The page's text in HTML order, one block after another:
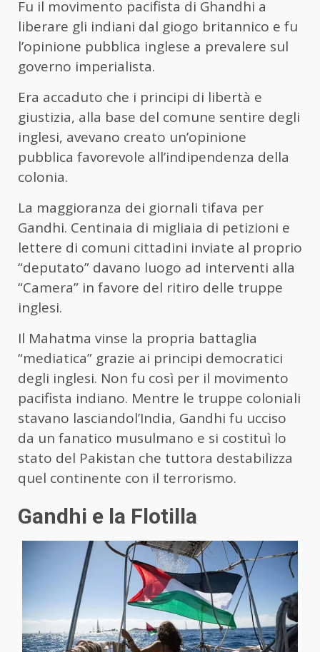
Fu il movimento pacifista di Ghandhi a
liberare gli indiani dal giogo britannico e fu
l’opinione pubblica inglese a prevalere sul
governo imperialista.
Era accaduto che i principi di libertà e
giustizia, alla base del comune sentire degli
inglesi, avevano creato un’opinione
pubblica favorevole all’indipendenza della
colonia.
La maggioranza dei giornali tifava per
Gandhi. Centinaia di migliaia di petizioni e
lettere di comuni cittadini inviate al proprio
“deputato” davano luogo ad interventi alla
“Camera” in favore del ritiro delle truppe
inglesi.
Il Mahatma vinse la propria battaglia
“mediatica” grazie ai principi democratici
degli inglesi. Non fu così per il movimento
pacifista indiano. Mentre le truppe coloniali
stavano lasciandol’India, Gandhi fu ucciso
da un fanatico musulmano e si costituì lo
stato del Pakistan che tuttora destabilizza
quel continente con il terrorismo.
Gandhi e la Flotilla